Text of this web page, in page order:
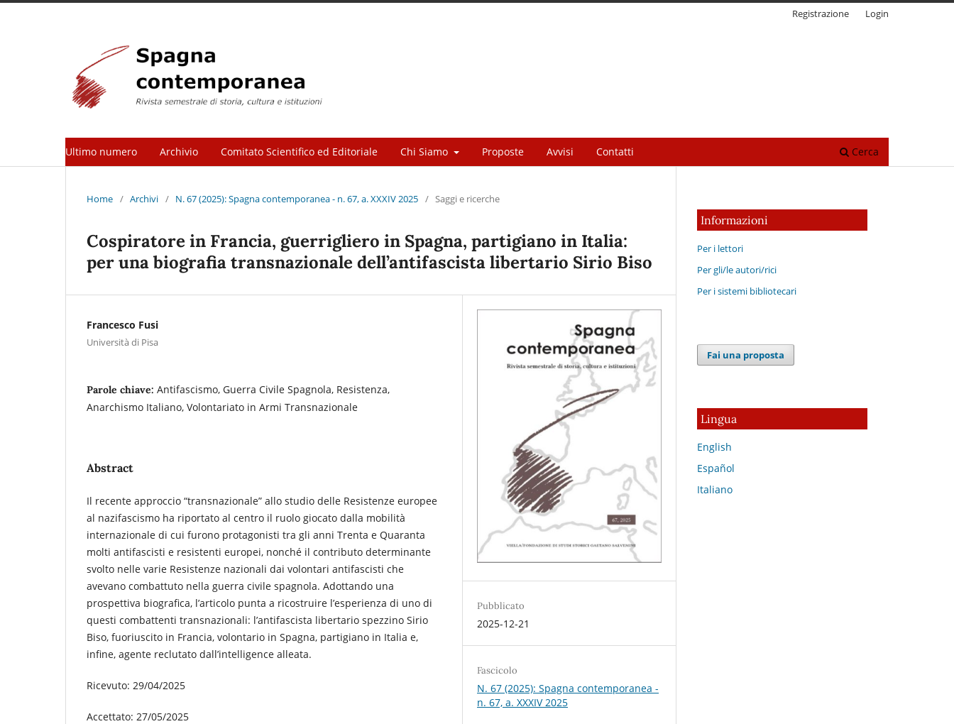
Ultimo numero Archivio Comitato Scientifico ed Editoriale Chi Siamo Proposte Avvisi Contatti Cerca
Registrazione Login
Home / Archivi / N. 67 (2025): Spagna contemporanea - n. 67, a. XXXIV 2025 / Saggi e ricerche
Cospiratore in Francia, guerrigliero in Spagna, partigiano in Italia:
per una biografia transnazionale dell’antifascista libertario Sirio Biso
Francesco Fusi
Università di Pisa
Parole chiave: Antifascismo, Guerra Civile Spagnola, Resistenza,
Anarchismo Italiano, Volontariato in Armi Transnazionale
Abstract
Il recente approccio “transnazionale” allo studio delle Resistenze europee
al nazifascismo ha riportato al centro il ruolo giocato dalla mobilità
internazionale di cui furono protagonisti tra gli anni Trenta e Quaranta
molti antifascisti e resistenti europei, nonché il contributo determinante
svolto nelle varie Resistenze nazionali dai volontari antifascisti che
avevano combattuto nella guerra civile spagnola. Adottando una
prospettiva biografica, l’articolo punta a ricostruire l’esperienza di uno di
questi combattenti transnazionali: l’antifascista libertario spezzino Sirio
Biso, fuoriuscito in Francia, volontario in Spagna, partigiano in Italia e,
infine, agente reclutato dall’intelligence alleata.
Ricevuto: 29/04/2025
Accettato: 27/05/2025
Pubblicato
2025-12-21
Fascicolo
N. 67 (2025): Spagna contemporanea -
n. 67, a. XXXIV 2025
Informazioni
Per i lettori
Per gli/le autori/rici
Per i sistemi bibliotecari
Fai una proposta
Lingua
English
Español
Italiano